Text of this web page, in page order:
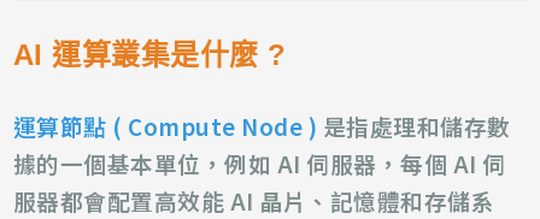
AI 運算叢集是什麼 ?
運算節點 ( Compute Node ) 是指處理和儲存數
據的一個基本單位，例如 AI 伺服器，每個 AI 伺
服器都會配置高效能 AI 晶片、記憶體和存儲系